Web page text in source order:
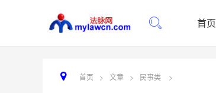
首页
首页 > 文章 > 民事类 >